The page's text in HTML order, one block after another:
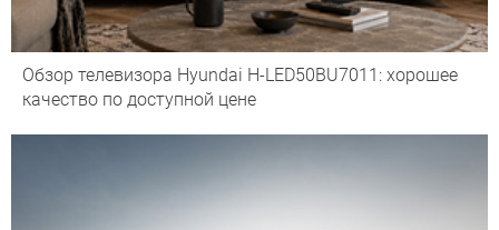
Обзор телевизора Hyundai H-LED50BU7011: хорошее
качество по доступной цене